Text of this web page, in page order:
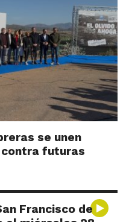
se unen
futuras
Francisco de